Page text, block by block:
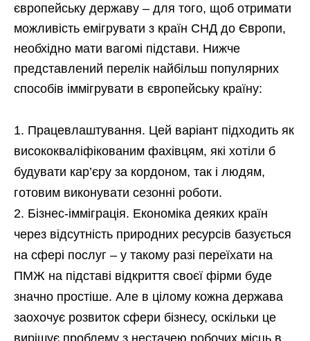
європейську державу – для того, щоб отримати
можливість емігрувати з країн СНД до Європи,
необхідно мати вагомі підстави. Нижче
представлений перелік найбільш популярних
способів іммігрувати в європейську країну:
Працевлаштування. Цей варіант підходить як
висококваліфікованим фахівцям, які хотіли б
будувати кар’єру за кордоном, так і людям,
готовим виконувати сезонні роботи.
Бізнес-імміграція. Економіка деяких країн
через відсутність природних ресурсів базується
на сфері послуг – у такому разі переїхати на
ПМЖ на підставі відкриття своєї фірми буде
значно простіше. Але в цілому кожна держава
заохочує розвиток сфери бізнесу, оскільки це
вирішує проблему з нестачею робочих місць в